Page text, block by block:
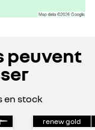
peuvent
en stock
renew gold